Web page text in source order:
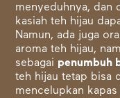
menyeduhnya, dan
kasiah teh hijau
Namun, ada juga
aroma teh hijau,
sebagai penumbuh
teh hijau tetap bisa
mencelupkan